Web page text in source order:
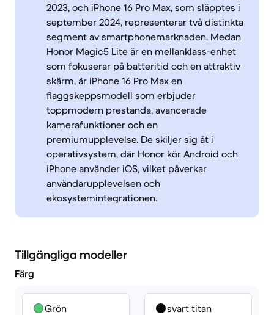
2023, och iPhone 16 Pro Max, som släpptes i
september 2024, representerar två distinkta
segment av smartphonemarknaden. Medan
Honor Magic5 Lite är en mellanklass-enhet
som fokuserar på batteritid och en attraktiv
skärm, är iPhone 16 Pro Max en
flaggskeppsmodell som erbjuder
toppmodern prestanda, avancerade
kamerafunktioner och en
premiumupplevelse. De skiljer sig åt i
operativsystem, där Honor kör Android och
iPhone använder iOS, vilket påverkar
användarupplevelsen och
ekosystemintegrationen.
Tillgängliga modeller
Färg
Grön svart titan